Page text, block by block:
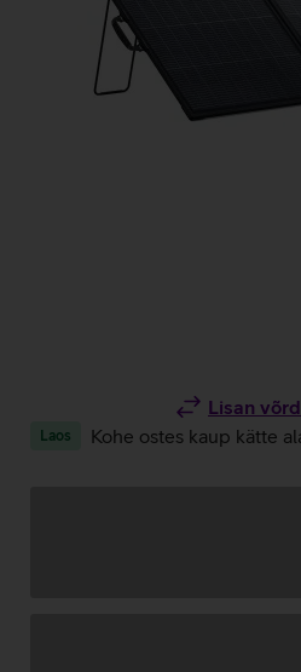
Lisan
Laos Kohe ostes kaup kätte